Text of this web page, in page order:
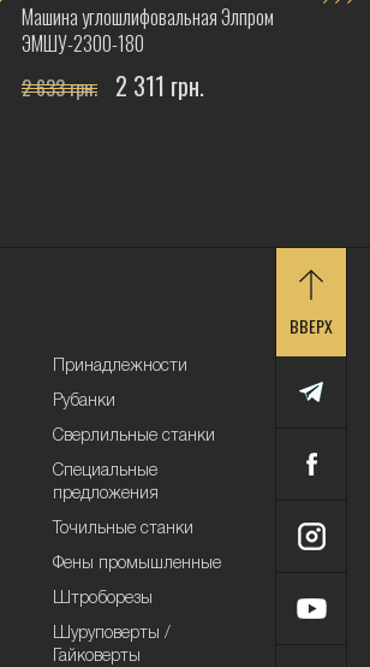
Машина углошлифовальная Элпром
ЭМШУ-2300-180
2 633 грн. 2 311 грн.
Принадлежности
Рубанки
Сверлильные станки
Специальные
предложения
Точильные станки
Фены промышленные
Штроборезы
Шуруповерты /
Гайковерты
ВВЕРХ